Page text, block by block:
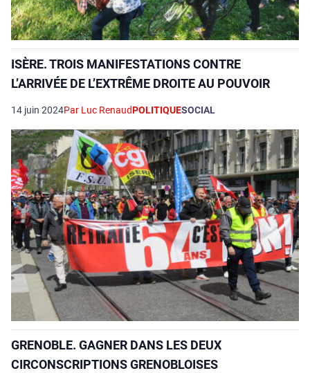
ISÈRE. TROIS MANIFESTATIONS CONTRE
L’ARRIVÉE DE L’EXTRÊME DROITE AU POUVOIR
14 juin 2024Par Luc RenaudPOLITIQUESOCIAL
GRENOBLE. GAGNER DANS LES DEUX
CIRCONSCRIPTIONS GRENOBLOISES